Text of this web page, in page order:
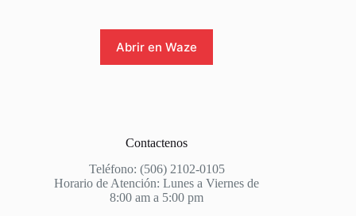
Abrir en Waze
Contactenos
Teléfono: (506) 2102-0105
Horario de Atención: Lunes a Viernes de
8:00 am a 5:00 pm